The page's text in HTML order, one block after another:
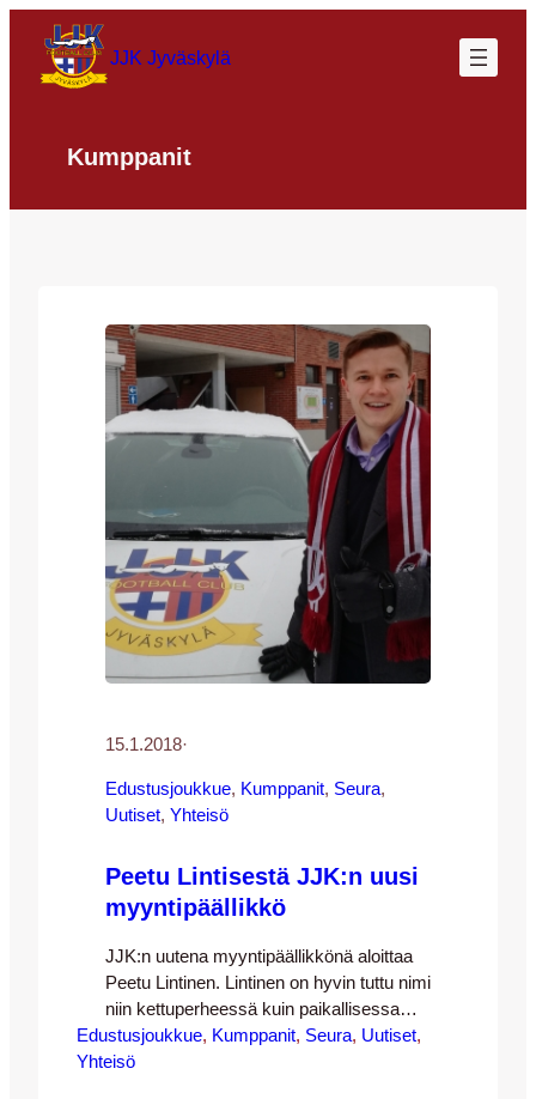
sisältöön
JJK Jyväskylä
Kumppanit
15.1.2018·
Edustusjoukkue, Kumppanit, Seura
Uutiset, Yhteisö
Peetu Lintisestä JJK:n uusi
myyntipäällikkö
JJK:n uutena myyntipäällikkönä aloittaa
Peetu Lintinen. Lintinen on hyvin tuttu nimi
niin kettuperheessä kuin paikallisessa
jalkapalloilussa ylipäänsä. Jyväskylän
ammattikorkeakoulusta myynti
Edustusjoukkue, Kumppanit, Seura, Uutiset
Yhteisö